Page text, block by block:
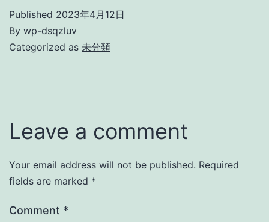
Published 2023年4月12日
By wp-dsqzluv
Categorized as 未分類
Leave a comment
Your email address will not be published. Required
fields are marked *
Comment *